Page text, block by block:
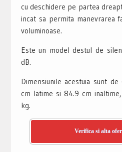
cu deschidere pe partea
incat sa permita manevrarea
voluminoase.
Este un model destul de
dB.
Dimensiunile acestuia sunt
cm latime si 84.9 cm
kg.
Verifica si alta